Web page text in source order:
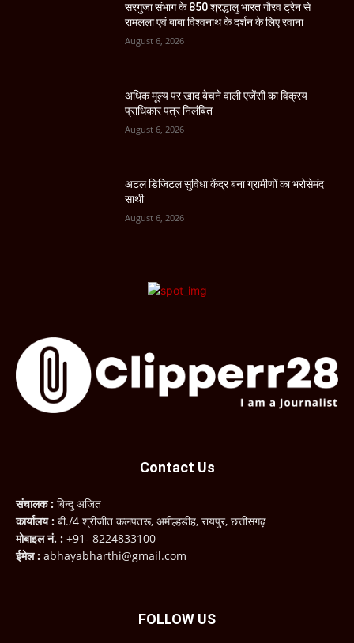
सरगुजा संभाग के 850 श्रद्धालु भारत गौरव ट्रेन से
रामलला एवं बाबा विश्वनाथ के दर्शन के लिए रवाना
August 6, 2026
अधिक मूल्य पर खाद बेचने वाली एजेंसी का विक्रय
प्राधिकार पत्र निलंबित
August 6, 2026
अटल डिजिटल सुविधा केंद्र बना ग्रामीणों का भरोसेमंद
साथी
August 6, 2026
Contact Us
संचालक : बिन्दु अजित
कार्यालय : बी./4 श्रीजीत कलपतरू, अमील्हडीह, रायपुर, छत्तीसगढ़
मोबाइल नं. : +91- 8224833100
ईमेल : abhayabharthi@gmail.com
FOLLOW US